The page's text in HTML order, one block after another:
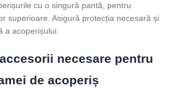
cu o singură pantă, pentru
superioare. Asigură protecția necesară și
a acoperișului.
necesare pentru
de acoperiș